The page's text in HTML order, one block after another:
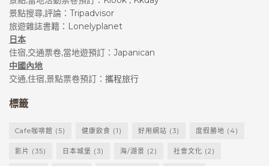
李瑞然攝影展
裡很多建築在清拆後，許多回憶不復再。他不希望廣
買相機、買菲林街拍。他為廣州留下的照片超過幾萬
張，生前全數捐贈與市政府。
景點搜尋,評論： Tripadvisor
旅遊雜誌書籍： Lonelyplanet
日本
住宿,交通票卷,當地遊預訂： Japanican
中國內地
交通,住宿,景點票卷預訂： 攜程旅行
標籤
Cafe咖啡館 (5) 健康飲食 (1) 好用網站 (3) 度假勝地 (4)
影片 (35) 日本城堡 (3) 海/湖景 (2) 社會文化 (2)